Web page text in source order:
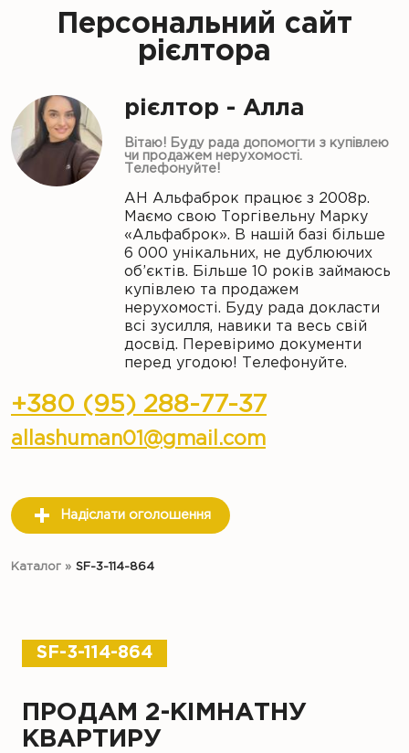
Персональний сайт
рієлтора
рієлтор - Алла
Вітаю! Буду рада допомогти з купівлею
чи продажем нерухомості.
Телефонуйте!
АН Альфаброк працює з 2008р.
Маємо свою Торгівельну Марку
«Альфаброк». В нашій базі більше
6 000 унікальних, не дублюючих
об’єктів. Більше 10 років займаюсь
купівлею та продажем
нерухомості. Буду рада докласти
всі зусилля, навики та весь свій
досвід. Перевіримо документи
перед угодою! Телефонуйте.
+380 (95) 288-77-37
allashuman01@gmail.com
Надіслати оголошення
Каталог » SF-3-114-864
SF-3-114-864
ПРОДАМ 2-КІМНАТНУ
КВАРТИРУ